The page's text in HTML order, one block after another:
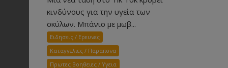
κινδύνους για την υγεία των
σκύλων. Μπάνιο με μωβ...
Ειδησεις / Ερευνες
Καταγγελιες / Παραπονα
Πρωτες Βοηθειες / Υγεια